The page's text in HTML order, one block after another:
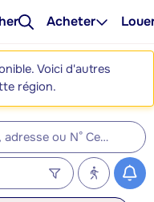
Acheter
Voici d'autres
région.